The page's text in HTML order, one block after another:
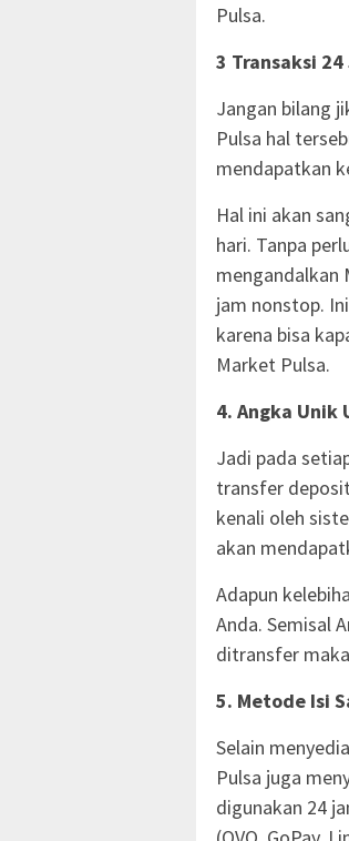
Pulsa.
3 Transaksi
Jangan bilang
Pulsa hal
mendapatkan
Hal ini akan
hari. Tanpa
mengandalkan
jam nonstop.
karena bisa
Market Pulsa.
4. Angka Unik
Jadi pada
transfer
kenali oleh
akan
Adapun
Anda. Semisal
ditransfer
5. Metode Isi
Selain
Pulsa juga
digunakan 24